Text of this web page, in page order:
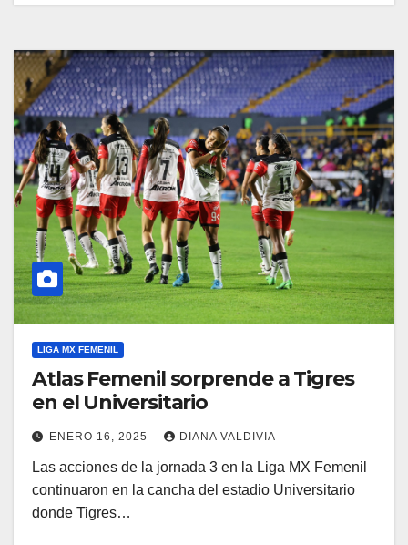
LIGA MX FEMENIL
Atlas Femenil sorprende a Tigres
en el Universitario
ENERO 16, 2025 DIANA VALDIVIA
Las acciones de la jornada 3 en la Liga MX Femenil
continuaron en la cancha del estadio Universitario
donde Tigres…